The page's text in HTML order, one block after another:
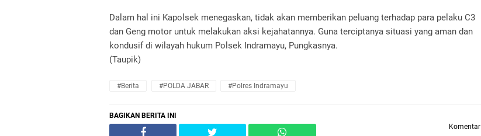
Dalam hal ini Kapolsek menegaskan, tidak akan memberikan peluang terhadap para pelaku C3
dan Geng motor untuk melakukan aksi kejahatannya. Guna terciptanya situasi yang aman dan
kondusif di wilayah hukum Polsek Indramayu, Pungkasnya.
(Taupik)
#Berita #POLDA JABAR #Polres Indramayu
BAGIKAN BERITA INI
Komentar